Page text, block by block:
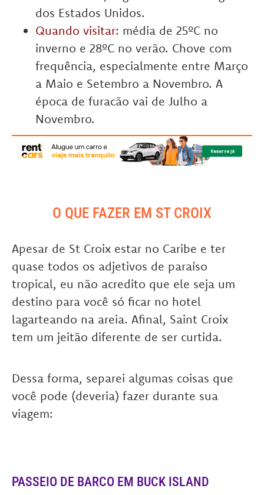
dos Estados Unidos.
Quando visitar: média de 25ºC no
inverno e 28ºC no verão. Chove com
frequência, especialmente entre Março
a Maio e Setembro a Novembro. A
época de furacão vai de Julho a
Novembro.
O QUE FAZER EM ST CROIX
Apesar de St Croix estar no Caribe e ter
quase todos os adjetivos de paraíso
tropical, eu não acredito que ele seja um
destino para você só ficar no hotel
lagarteando na areia. Afinal, Saint Croix
tem um jeitão diferente de ser curtida.
Dessa forma, separei algumas coisas que
você pode (deveria) fazer durante sua
viagem:
PASSEIO DE BARCO EM BUCK ISLAND